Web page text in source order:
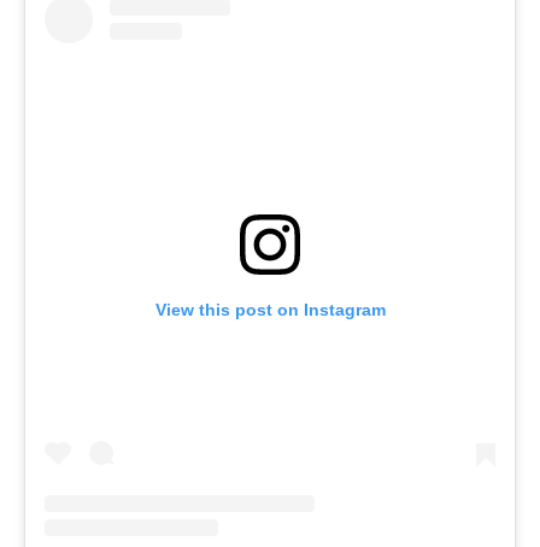
View this post on Instagram